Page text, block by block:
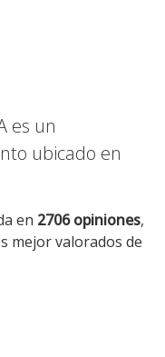
es un
ubicado en
en 2706 opiniones,
mejor valorados de